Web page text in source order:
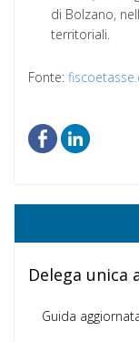
di Bolzano,
territoriali.
Fonte:
Delega unica
Guida